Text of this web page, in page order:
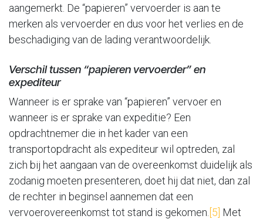
aangemerkt. De “papieren” vervoerder is aan te
merken als vervoerder en dus voor het verlies en de
beschadiging van de lading verantwoordelijk.
Verschil tussen “papieren vervoerder” en
expediteur
Wanneer is er sprake van “papieren” vervoer en
wanneer is er sprake van expeditie? Een
opdrachtnemer die in het kader van een
transportopdracht als expediteur wil optreden, zal
zich bij het aangaan van de overeenkomst duidelijk als
zodanig moeten presenteren, doet hij dat niet, dan zal
de rechter in beginsel aannemen dat een
vervoerovereenkomst tot stand is gekomen. [5] Met